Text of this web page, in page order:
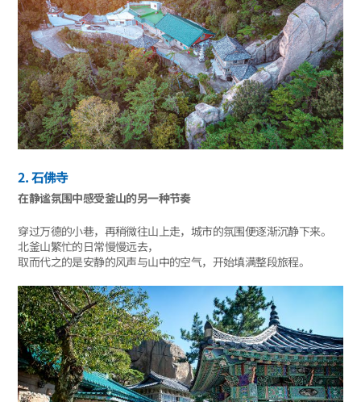
2. 石佛寺
在静谧氛围中感受釜山的另一种节奏
穿过万德的小巷，再稍微往山上走，城市的氛围便逐渐沉静下来。
北釜山繁忙的日常慢慢远去，
取而代之的是安静的风声与山中的空气，开始填满整段旅程。